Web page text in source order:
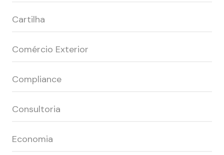
Cartilha
Comércio Exterior
Compliance
Consultoria
Economia